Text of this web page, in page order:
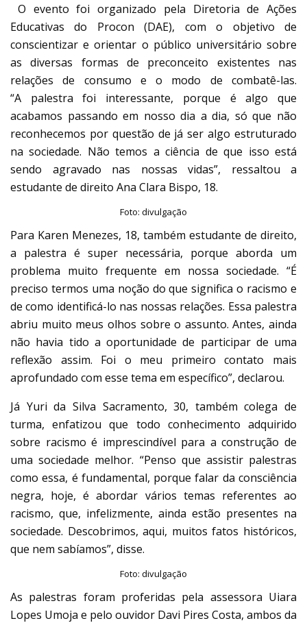
O evento foi organizado pela Diretoria de Ações
Educativas do Procon (DAE), com o objetivo de
conscientizar e orientar o público universitário sobre
as diversas formas de preconceito existentes nas
relações de consumo e o modo de combatê-las.
“A palestra foi interessante, porque é algo que
acabamos passando em nosso dia a dia, só que não
reconhecemos por questão de já ser algo estruturado
na sociedade. Não temos a ciência de que isso está
sendo agravado nas nossas vidas”, ressaltou a
estudante de direito Ana Clara Bispo, 18.
Foto: divulgação
Para Karen Menezes, 18, também estudante de direito,
a palestra é super necessária, porque aborda um
problema muito frequente em nossa sociedade. “É
preciso termos uma noção do que significa o racismo e
de como identificá-lo nas nossas relações. Essa palestra
abriu muito meus olhos sobre o assunto. Antes, ainda
não havia tido a oportunidade de participar de uma
reflexão assim. Foi o meu primeiro contato mais
aprofundado com esse tema em específico”, declarou.
Já Yuri da Silva Sacramento, 30, também colega de
turma, enfatizou que todo conhecimento adquirido
sobre racismo é imprescindível para a construção de
uma sociedade melhor. “Penso que assistir palestras
como essa, é fundamental, porque falar da consciência
negra, hoje, é abordar vários temas referentes ao
racismo, que, infelizmente, ainda estão presentes na
sociedade. Descobrimos, aqui, muitos fatos históricos,
que nem sabíamos”, disse.
Foto: divulgação
As palestras foram proferidas pela assessora Uiara
Lopes Umoja e pelo ouvidor Davi Pires Costa, ambos da